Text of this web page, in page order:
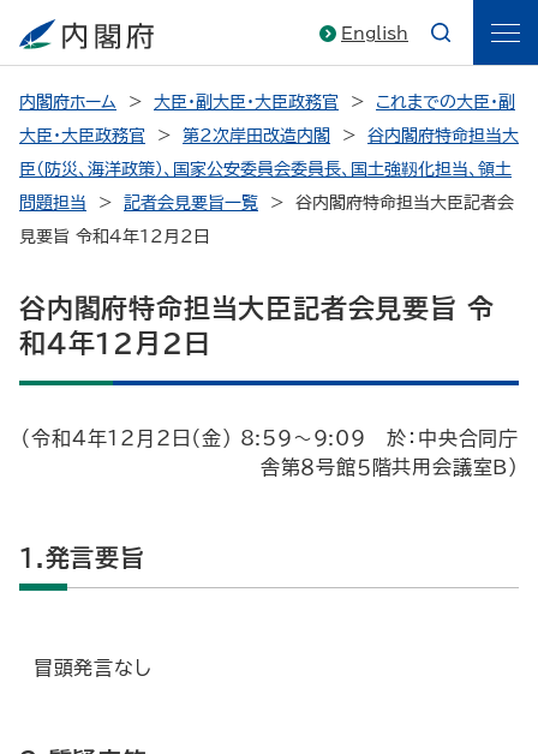
English
内閣府ホーム 大臣・副大臣・大臣政務官
これまでの大臣・副
大臣・大臣政務官
第2次岸田改造内閣
谷内閣府特命担当大
臣（防災、海洋政策）、国家公安委員会委員長、国土強靱化担当、領土
問題担当
記者会見要旨一覧
谷内閣府特命担当大臣記者会
見要旨 令和4年12月2日
谷内閣府特命担当大臣記者会見要旨 令
和4年12月2日
（令和4年12月2日（金） 8:59～9:09 於：中央合同庁
舎第８号館５階共用会議室Ｂ）
1.発言要旨
冒頭発言なし